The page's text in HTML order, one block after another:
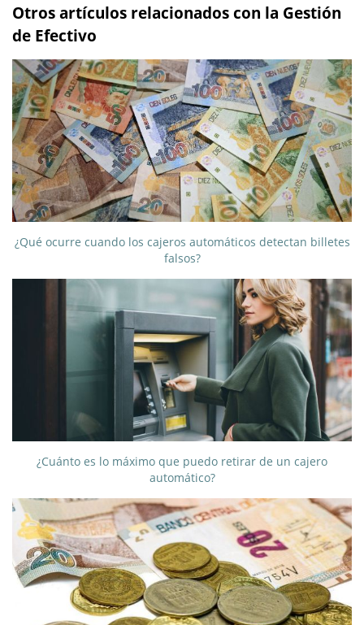
Otros artículos relacionados con la Gestión
de Efectivo
¿Qué ocurre cuando los cajeros automáticos detectan billetes
falsos?
¿Cuánto es lo máximo que puedo retirar de un cajero
automático?